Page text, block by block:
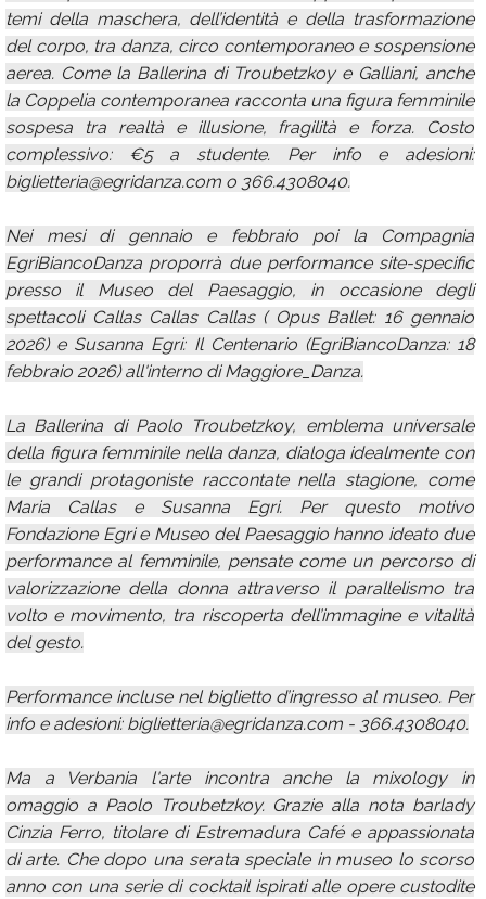
temi della maschera, dell’identità e della trasformazione
del corpo, tra danza, circo contemporaneo e sospensione
aerea. Come la Ballerina di Troubetzkoy e Galliani, anche
la Coppelia contemporanea racconta una figura femminile
sospesa tra realtà e illusione, fragilità e forza. Costo
complessivo: €5 a studente. Per info e adesioni:
biglietteria@egridanza.com o 366.4308040.
Nei mesi di gennaio e febbraio poi la Compagnia
EgriBiancoDanza proporrà due performance site-specific
presso il Museo del Paesaggio, in occasione degli
spettacoli Callas Callas Callas ( Opus Ballet: 16 gennaio
2026) e Susanna Egri: Il Centenario (EgriBiancoDanza: 18
febbraio 2026) all'interno di Maggiore_Danza.
La Ballerina di Paolo Troubetzkoy, emblema universale
della figura femminile nella danza, dialoga idealmente con
le grandi protagoniste raccontate nella stagione, come
Maria Callas e Susanna Egri. Per questo motivo
Fondazione Egri e Museo del Paesaggio hanno ideato due
performance al femminile, pensate come un percorso di
valorizzazione della donna attraverso il parallelismo tra
volto e movimento, tra riscoperta dell’immagine e vitalità
del gesto.
Performance incluse nel biglietto d’ingresso al museo. Per
info e adesioni: biglietteria@egridanza.com - 366.4308040.
Ma a Verbania l'arte incontra anche la mixology in
omaggio a Paolo Troubetzkoy. Grazie alla nota barlady
Cinzia Ferro, titolare di Estremadura Café e appassionata
di arte. Che dopo una serata speciale in museo lo scorso
anno con una serie di cocktail ispirati alle opere custodite